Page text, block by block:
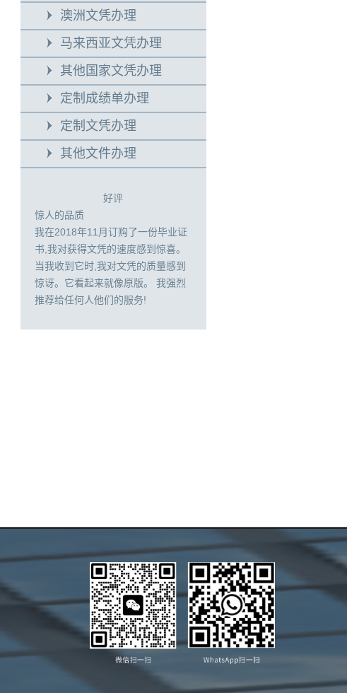
澳洲文凭办理
马来西亚文凭办理
其他国家文凭办理
定制成绩单办理
定制文凭办理
其他文件办理
好评
惊人的品质
我在2018年11月订购了一份毕业证
书,我对获得文凭的速度感到惊喜。
当我收到它时,我对文凭的质量感到
惊讶。它看起来就像原版。 我强烈
推荐给任何人他们的服务!